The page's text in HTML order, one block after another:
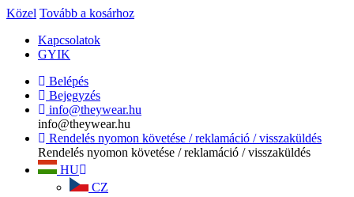
Közel Tovább a kosárhoz
Kapcsolatok
GYIK
Belépés
Bejegyzés
info@theywear.hu
info@theywear.hu
Rendelés nyomon követése / reklamáció / visszaküldés
Rendelés nyomon követése / reklamáció / visszaküldés
HU
CZ